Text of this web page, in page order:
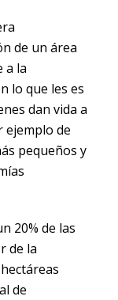
de un área
a la
lo que les es
dan vida a
ejemplo de
pequeños y
20% de las
de la
de